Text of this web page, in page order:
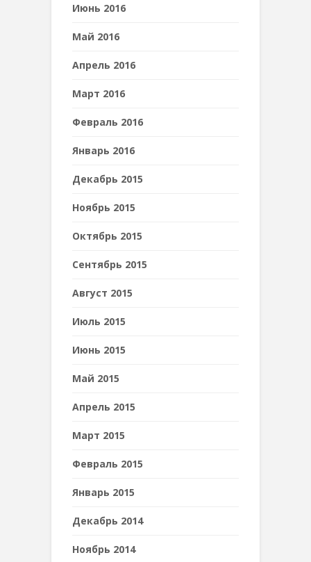
Июнь 2016
Май 2016
Апрель 2016
Март 2016
Февраль 2016
Январь 2016
Декабрь 2015
Ноябрь 2015
Октябрь 2015
Сентябрь 2015
Август 2015
Июль 2015
Июнь 2015
Май 2015
Апрель 2015
Март 2015
Февраль 2015
Январь 2015
Декабрь 2014
Ноябрь 2014